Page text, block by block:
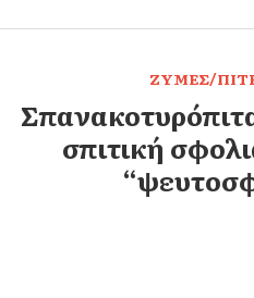
ΖΥΜΕΣ/
σπιτική